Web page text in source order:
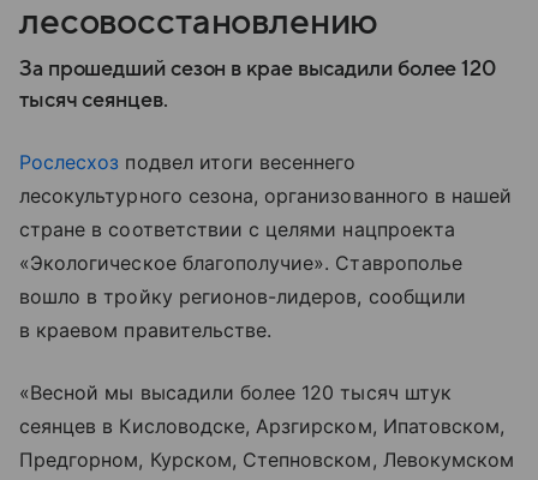
лесовосстановлению
За прошедший сезон в крае высадили более 120
тысяч сеянцев.
Рослесхоз подвел итоги весеннего
лесокультурного сезона, организованного в нашей
стране в соответствии с целями нацпроекта
«Экологическое благополучие». Ставрополье
вошло в тройку регионов-лидеров, сообщили
в краевом правительстве.
«Весной мы высадили более 120 тысяч штук
сеянцев в Кисловодске, Арзгирском, Ипатовском,
Предгорном, Курском, Степновском, Левокумском